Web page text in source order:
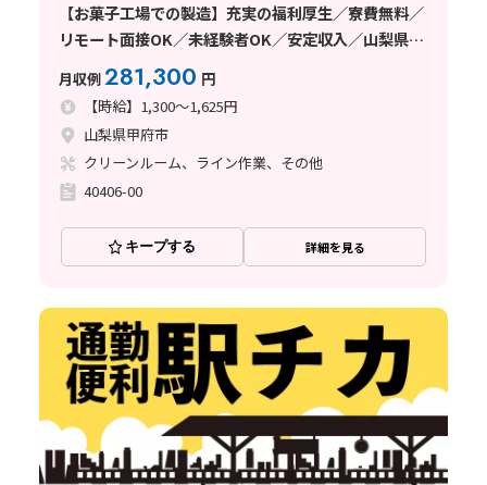
【お菓子工場での製造】充実の福利厚生／寮費無料／
リモート⾯接OK／未経験者OK／安定収入／山梨県甲
月収例281,300 円
【時給】1,300～1,625円
山梨県甲府市
クリーンルーム、ライン作業、その他
40406-00
キープする 詳細を見る